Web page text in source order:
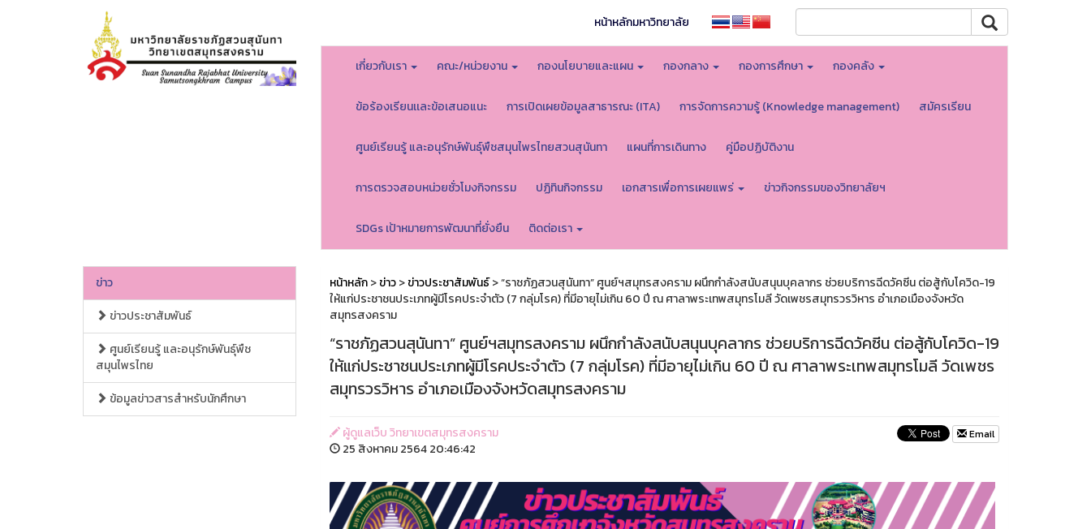
หน้าหลักมหาวิทยาลัย
เกี่ยวกับเรา คณะ/หน่วยงาน กองนโยบายและแผน กองกลาง กองการศึกษา กองคลัง
ข้อร้องเรียนเเละข้อเสนอแนะ การเปิดเผยข้อมูลสาธารณะ (ITA) การจัดการความรู้ (Knowledge management) สมัครเรียน
ศูนย์เรียนรู้ และอนุรักษ์พันธุ์พืชสมุนไพรไทยสวนสุนันทา แผนที่การเดินทาง คู่มือปฏิบัติงาน
การตรวจสอบหน่วยชั่วโมงกิจกรรม ปฏิทินกิจกรรม เอกสารเพื่อการเผยแพร่ ข่าวกิจกรรมของวิทยาลัยฯ
SDGs เป้าหมายการพัฒนาที่ยั่งยืน ติดต่อเรา
ข่าว
ข่าวประชาสัมพันธ์
ศูนย์เรียนรู้ และอนุรักษ์พันธุ์พืช
สมุนไพรไทย
ข้อมูลข่าวสารสำหรับนักศึกษา
หน้าหลัก>ข่าว>ข่าวประชาสัมพันธ์> “ราชภัฏสวนสุนันทา” ศูนย์ฯสมุทรสงคราม ผนึกกำลังสนับสนุนบุคลากร ช่วยบริการฉีดวัคซีน ต่อสู้กับโควิด-19
ให้แก่ประชาชนประเภทผู้มีโรคประจำตัว (7 กลุ่มโรค) ที่มีอายุไม่เกิน 60 ปี ณ ศาลาพระเทพสมุทรโมลี วัดเพชรสมุทรวรวิหาร อำเภอเมืองจังหวัด
สมุทรสงคราม
“ราชภัฏสวนสุนันทา” ศูนย์ฯสมุทรสงคราม ผนึกกำลังสนับสนุนบุคลากร ช่วยบริการฉีดวัคซีน ต่อสู้กับโควิด-19
ให้แก่ประชาชนประเภทผู้มีโรคประจำตัว (7 กลุ่มโรค) ที่มีอายุไม่เกิน 60 ปี ณ ศาลาพระเทพสมุทรโมลี วัดเพชร
สมุทรวรวิหาร อำเภอเมืองจังหวัดสมุทรสงคราม
ผู้ดูแลเว็บ วิทยาเขตสมุทรสงคราม
25 สิงหาคม 2564 20:46:42
Email